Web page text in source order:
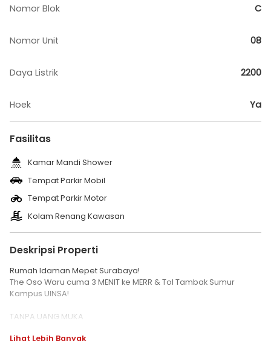
Nomor Blok C
Nomor Unit 08
Daya Listrik 2200
Hoek Ya
Fasilitas
Kamar Mandi Shower
Tempat Parkir Mobil
Tempat Parkir Motor
Kolam Renang Kawasan
Deskripsi Properti
Rumah Idaman Mepet Surabaya!
The Oso Waru cuma 3 MENIT ke MERR & Tol Tambak Sumur
Kampus UINSA!
TANPA UANG MUKA
Lihat Lebih Banyak